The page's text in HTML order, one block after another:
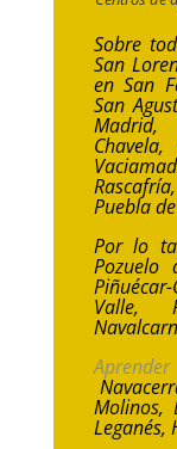
Sobre
San
en San
San
Madrid,
Puebla
Por lo
Pozuelo
Valle,
Molinos,
Leganés,